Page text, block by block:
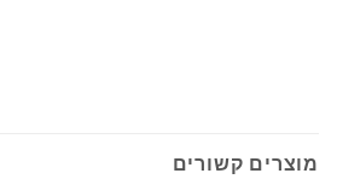
מוצרים קשורים